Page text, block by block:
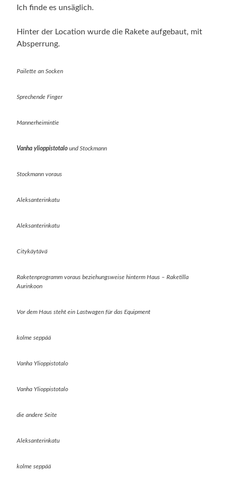
Ich finde es unsäglich.
Hinter der Location wurde die Rakete aufgebaut, mit
Absperrung.
Pailette an Socken
Sprechende Finger
Mannerheimintie
Vanha ylioppistotalound Stockmann
Stockmann voraus
Aleksanterinkatu
Aleksanterinkatu
Citykäytävä
Raketenprogramm voraus beziehungsweise hinterm Haus – Raketilla
Aurinkoon
Vor dem Haus steht ein Lastwagen für das Equipment
kolme seppää
Vanha Ylioppistotalo
Vanha Ylioppistotalo
die andere Seite
Aleksanterinkatu
kolme seppää